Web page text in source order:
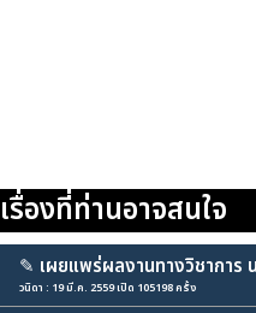
เรื่องที่ท่านอาจสนใจ
✎ เผยแพร่ผลงานทางวิชาการ
วนิดา : 19 มี.ค. 2559 เปิด 105198 ครั้ง